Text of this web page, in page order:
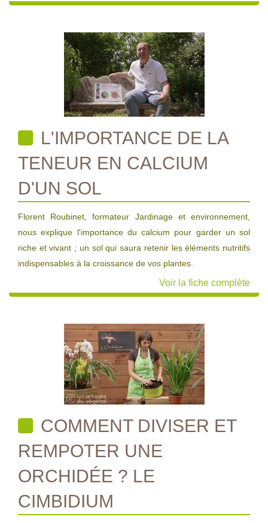
L'IMPORTANCE DE LA
TENEUR EN CALCIUM
D'UN SOL
Florent Roubinet, formateur Jardinage et environnement,
nous explique l'importance du calcium pour garder un sol
riche et vivant ; un sol qui saura retenir les éléments nutritifs
indispensables à la croissance de vos plantes.
Voir la fiche complète
COMMENT DIVISER ET
REMPOTER UNE
ORCHIDÉE ? LE
CIMBIDIUM